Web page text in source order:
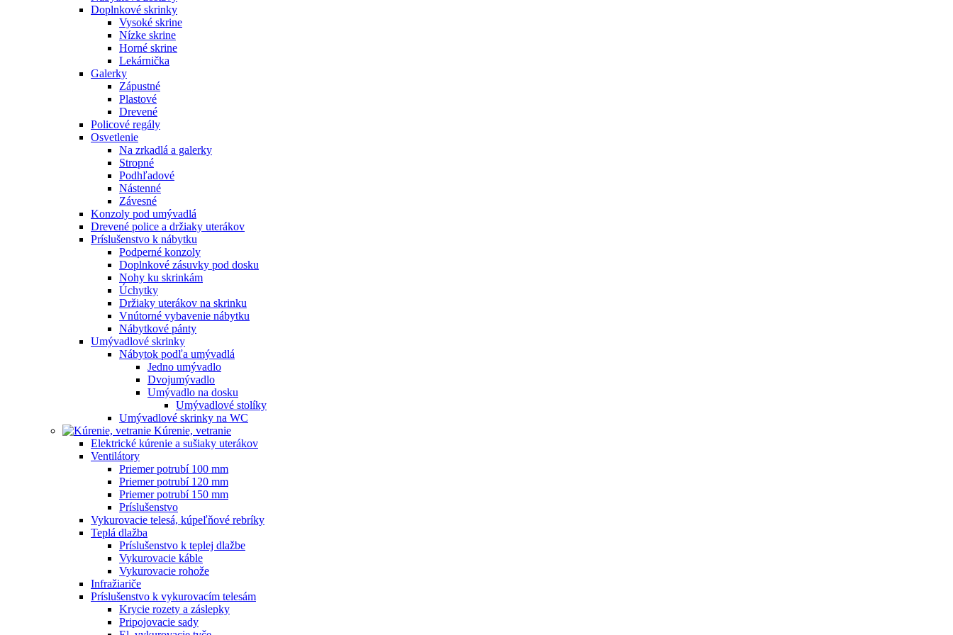
Doplnkové skrinky
Vysoké skrine
Nízke skrine
Horné skrine
Lekárnička
Galerky
Zápustné
Plastové
Drevené
Policové regály
Osvetlenie
Na zrkadlá a galerky
Stropné
Podhľadové
Nástenné
Závesné
Konzoly pod umývadlá
Drevené police a držiaky uterákov
Príslušenstvo k nábytku
Podperné konzoly
Doplnkové zásuvky pod dosku
Nohy ku skrinkám
Úchytky
Držiaky uterákov na skrinku
Vnútorné vybavenie nábytku
Nábytkové pánty
Umývadlové skrinky
Nábytok podľa umývadlá
Jedno umývadlo
Dvojumývadlo
Umývadlo na dosku
Umývadlové stolíky
Umývadlové skrinky na WC
Kúrenie, vetranie
Elektrické kúrenie a sušiaky uterákov
Ventilátory
Priemer potrubí 100 mm
Priemer potrubí 120 mm
Priemer potrubí 150 mm
Príslušenstvo
Vykurovacie telesá, kúpeľňové rebríky
Teplá dlažba
Príslušenstvo k teplej dlažbe
Vykurovacie káble
Vykurovacie rohože
Infražiariče
Príslušenstvo k vykurovacím telesám
Krycie rozety a záslepky
Pripojovacie sady